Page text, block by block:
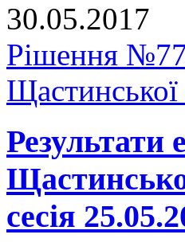
30.05.2017
Рішення
Щастинської
Результати
сесія